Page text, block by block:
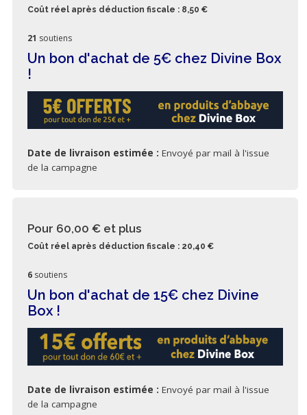
Coût réel après déduction fiscale : 8,50 €
21 soutiens
Un bon d'achat de 5€ chez Divine Box
!
Date de livraison estimée : Envoyé par mail à l'issue
de la campagne
Pour 60,00 € et plus
Coût réel après déduction fiscale : 20,40 €
6 soutiens
Un bon d'achat de 15€ chez Divine
Box !
Date de livraison estimée : Envoyé par mail à l'issue
de la campagne